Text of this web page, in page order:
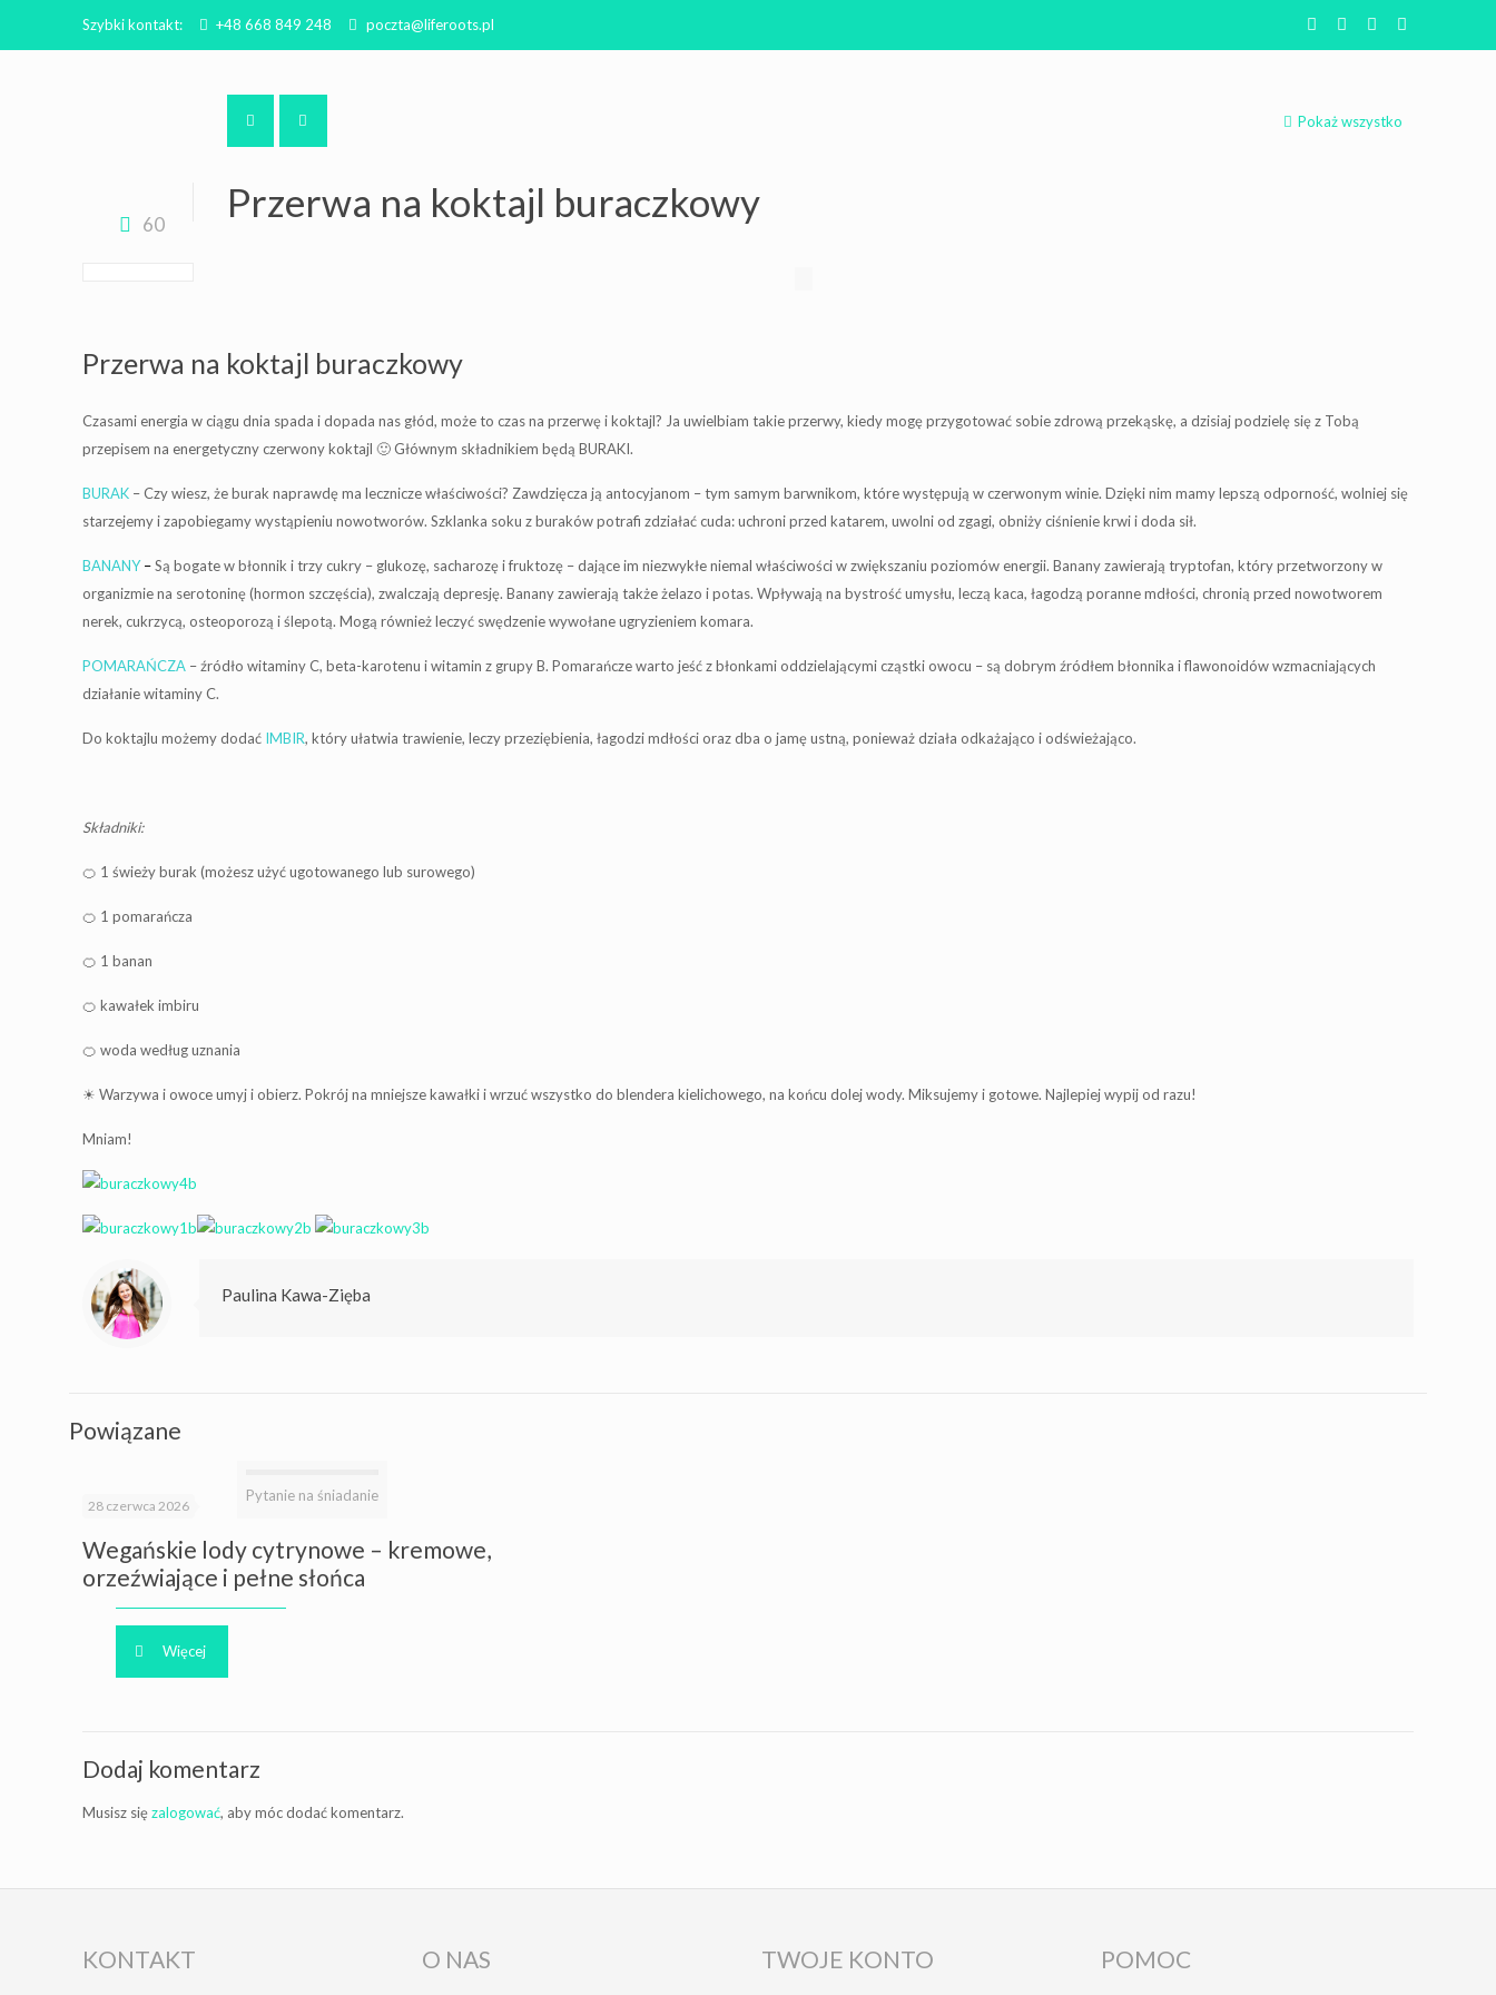
Szybki kontakt: +48 668 849 248 poczta@liferoots.pl
Pokaż wszystko
60 Przerwa na koktajl buraczkowy
Przerwa na koktajl buraczkowy
Czasami energia w ciągu dnia spada i dopada nas głód, może to czas na przerwę i koktajl? Ja uwielbiam takie przerwy, kiedy mogę przygotować sobie zdrową przekąskę, a dzisiaj podzielę się z Tobą
przepisem na energetyczny czerwony koktajl 🙂 Głównym składnikiem będą BURAKI.
BURAK – Czy wiesz, że burak naprawdę ma lecznicze właściwości? Zawdzięcza ją antocyjanom – tym samym barwnikom, które występują w czerwonym winie. Dzięki nim mamy lepszą odporność, wolniej się
starzejemy i zapobiegamy wystąpieniu nowotworów. Szklanka soku z buraków potrafi zdziałać cuda: uchroni przed katarem, uwolni od zgagi, obniży ciśnienie krwi i doda sił.
BANANY–Są bogate w błonnik i trzy cukry – glukozę, sacharozę i fruktozę – dające im niezwykłe niemal właściwości w zwiększaniu poziomów energii. Banany zawierają tryptofan, który przetworzony w
organizmie na serotoninę (hormon szczęścia), zwalczają depresję. Banany zawierają także żelazo i potas. Wpływają na bystrość umysłu, leczą kaca, łagodzą poranne mdłości, chronią przed nowotworem
nerek, cukrzycą, osteoporozą i ślepotą. Mogą również leczyć swędzenie wywołane ugryzieniem komara.
POMARAŃCZA – źródło witaminy C, beta-karotenu i witamin z grupy B. Pomarańcze warto jeść z błonkami oddzielającymi cząstki owocu – są dobrym źródłem błonnika i flawonoidów wzmacniających
działanie witaminy C.
Do koktajlu możemy dodać IMBIR, który ułatwia trawienie, leczy przeziębienia, łagodzi mdłości oraz dba o jamę ustną, ponieważ działa odkażająco i odświeżająco.
Składniki:
🍊 1 świeży burak (możesz użyć ugotowanego lub surowego)
🍊 1 pomarańcza
🍊 1 banan
🍊 kawałek imbiru
🍊 woda według uznania
☀ Warzywa i owoce umyj i obierz. Pokrój na mniejsze kawałki i wrzuć wszystko do blendera kielichowego, na końcu dolej wody. Miksujemy i gotowe. Najlepiej wypij od razu!
Mniam!
Paulina Kawa-Zięba
Powiązane
Pytanie na śniadanie
28 czerwca 2026
Wegańskie lody cytrynowe – kremowe,
orzeźwiające i pełne słońca
Więcej
Dodaj komentarz
Musisz sięzalogować, aby móc dodać komentarz.
KONTAKT O NAS TWOJE KONTO POMOC